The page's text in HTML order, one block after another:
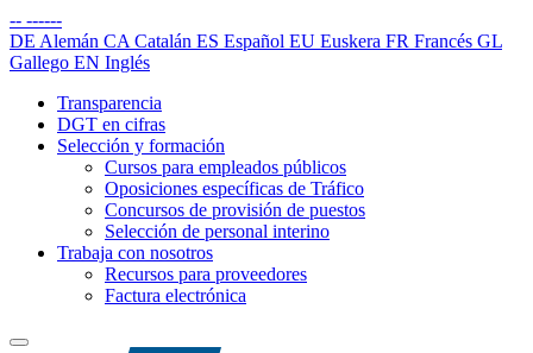
-- ------
DE Alemán CA Catalán ES Español EU Euskera FR Francés GL
Gallego EN Inglés
Transparencia
DGT en cifras
Selección y formación
Cursos para empleados públicos
Oposiciones específicas de Tráfico
Concursos de provisión de puestos
Selección de personal interino
Trabaja con nosotros
Recursos para proveedores
Factura electrónica